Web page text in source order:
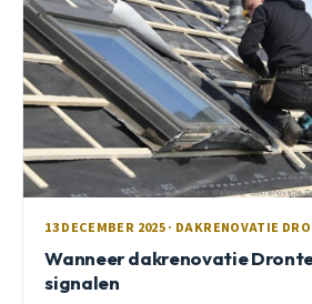
13 DECEMBER 2025 · DAKRENOVATIE
Wanneer dakrenovatie
signalen